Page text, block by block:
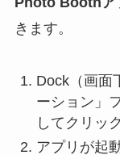
きます。
Dock（画面
ーション」
してクリッ
アプリが起